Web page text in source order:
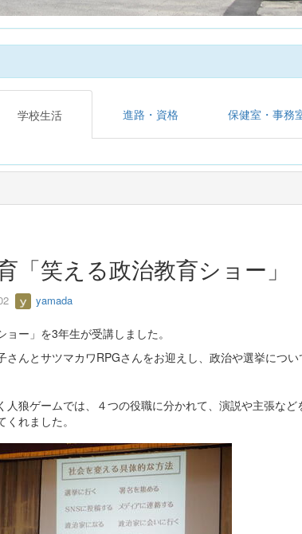
学校生活 進路・資格 保健室・事務
「笑える政治教育ショー」
yamada
ョー」を3年生が受講しました。
さんとサツマカワRPGさんをお迎えし、政治や選挙につい
人狼ゲームでは、４つの役職に分かれて、演説や主張な
れました。